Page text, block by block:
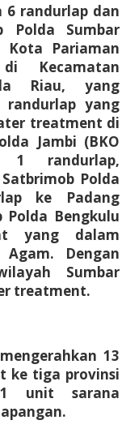
6 randurlap dan
Polda Sumbar
Kota Pariaman
Kecamatan
Riau, yang
randurlap yang
treatment di
Jambi (BKO
1 randurlap,
Polda
ke Padang
Polda Bengkulu
yang dalam
Dengan
Sumbar
treatment.
13
ke tiga provinsi
unit sarana